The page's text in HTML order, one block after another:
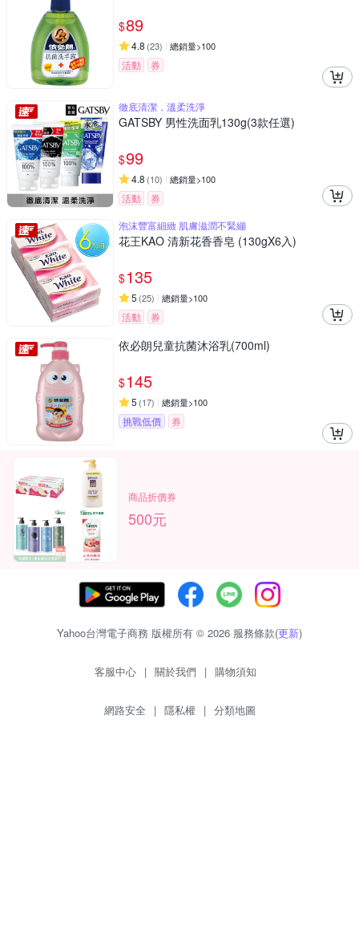
$89
4.8 (23) 總銷量>100
活動 券
徹底清潔，溫柔洗淨
GATSBY 男性洗面乳130g(3款任選)
$99
4.8 (10) 總銷量>100
活動
券
泡沫豐富細緻 肌膚滋潤不緊繃
花王KAO 清新花香香皂 (130gX6入)
$135
5 (25) 總銷量>100
活動 券
依必朗兒童抗菌沐浴乳(700ml)
$145
5 (17) 總銷量>100
挑戰低價 券
商品折價券
500元
Yahoo台灣電子商務 版權所有 © 2026 服務條款(更新)
客服中心 | 關於我們 | 購物須知
網路安全 | 隱私權 | 分類地圖